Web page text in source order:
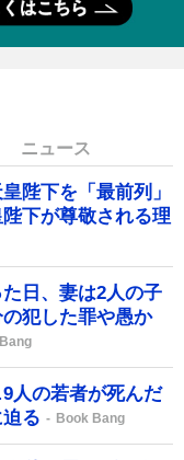
ニュース
陛下を「最前列」
下が尊敬される理
日、妻は2人の子
犯した罪や愚か
人の若者が死んだ
る
Book Bang